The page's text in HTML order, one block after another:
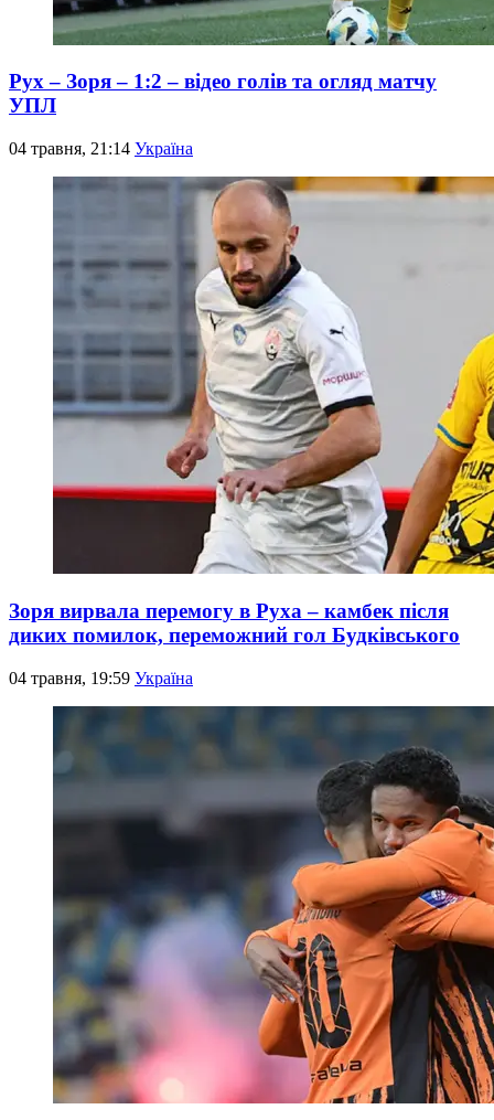
Рух – Зоря – 1:2 – відео голів та огляд матчу
УПЛ
04 травня, 21:14 Україна
Зоря вирвала перемогу в Руха – камбек після
диких помилок, переможний гол Будківського
04 травня, 19:59 Україна